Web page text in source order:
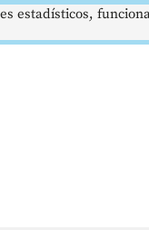
estadísticos,